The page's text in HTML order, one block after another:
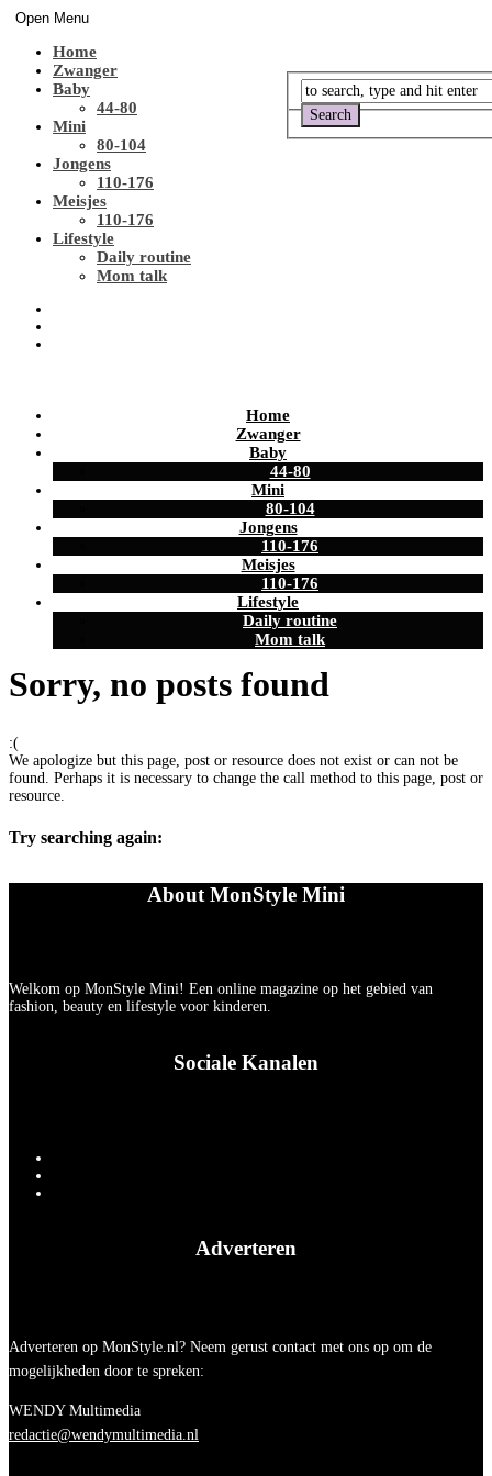
Open Menu
Home
Zwanger
Baby
44-80
Mini
80-104
Jongens
110-176
Meisjes
110-176
Lifestyle
Daily routine
Mom talk
Home
Zwanger
Baby
44-80
Mini
80-104
Jongens
110-176
Meisjes
110-176
Lifestyle
Daily routine
Mom talk
Sorry, no posts found
:(
We apologize but this page, post or resource does not exist or can not be
found. Perhaps it is necessary to change the call method to this page, post or
resource.
Try searching again:
About MonStyle Mini
Welkom op MonStyle Mini! Een online magazine op het gebied van
fashion, beauty en lifestyle voor kinderen.
Sociale Kanalen
Adverteren
Adverteren op MonStyle.nl? Neem gerust contact met ons op om de
mogelijkheden door te spreken:
WENDY Multimedia
redactie@wendymultimedia.nl